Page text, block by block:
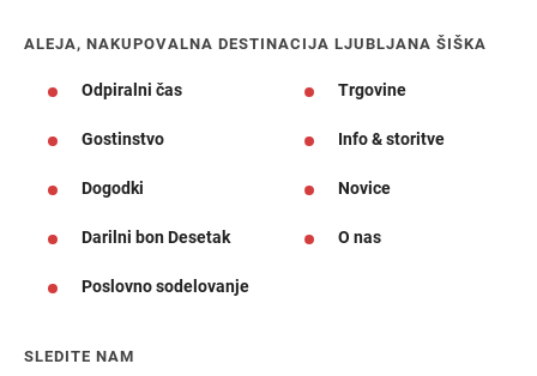
ALEJA, NAKUPOVALNA DESTINACIJA LJUBLJANA ŠIŠKA
Odpiralni čas Trgovine
Gostinstvo Info & storitve
Dogodki Novice
Darilni bon Desetak O nas
Poslovno sodelovanje
SLEDITE NAM